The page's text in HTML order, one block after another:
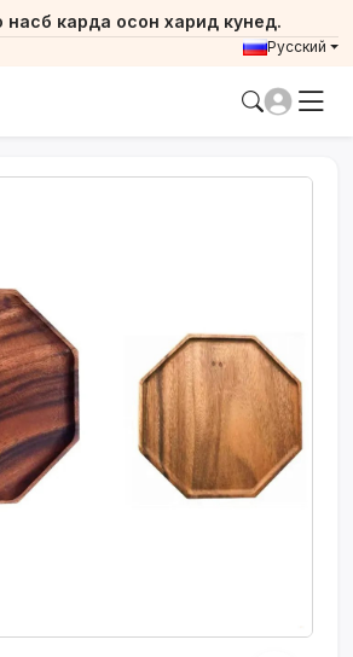
насб карда осон харид кунед.
Русский